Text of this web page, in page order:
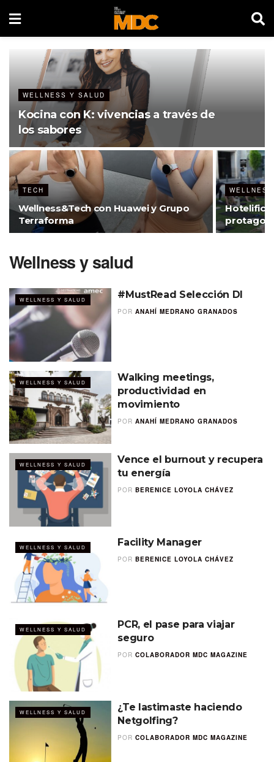
WELLNESS Y SALUD
Kocina con K: vivencias a través de
los sabores
TECH
Wellness&Tech con Huawei y Grupo
Terraforma
Wellness y salud
WELLNESS Y SALUD #MustRead Selección DI
POR ANAHÍ MEDRANO GRANADOS
WELLNESS Y SALUD
Walking meetings,
productividad en
movimiento
POR ANAHÍ MEDRANO GRANADOS
WELLNESS Y SALUD
Vence el burnout y recupera
tu energía
POR BERENICE LOYOLA CHÁVEZ
WELLNESS Y SALUD Facility Manager
POR BERENICE LOYOLA CHÁVEZ
WELLNESS Y SALUD
PCR, el pase para viajar
seguro
POR COLABORADOR MDC MAGAZINE
WELLNESS Y SALUD
¿Te lastimaste haciendo
Netgolfing?
POR COLABORADOR MDC MAGAZINE